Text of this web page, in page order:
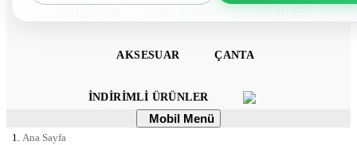
AKSESUAR ÇANTA
İNDIRIMLI ÜRÜNLER
Mobil
Menü
Mobil Menü
Ana Sayfa